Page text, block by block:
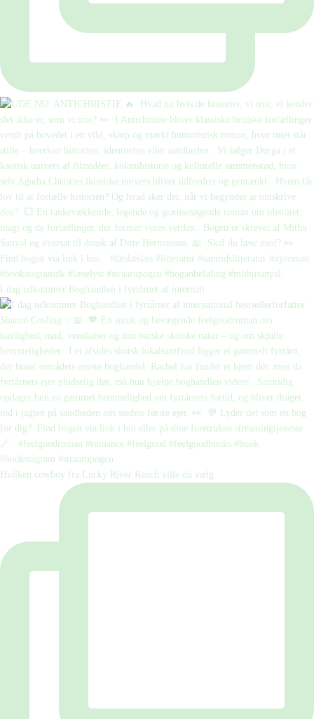
I dag udkommer Boghandlen i fyrtårnet af internati
Hvilken cowboy fra Lucky River Ranch ville du vælg